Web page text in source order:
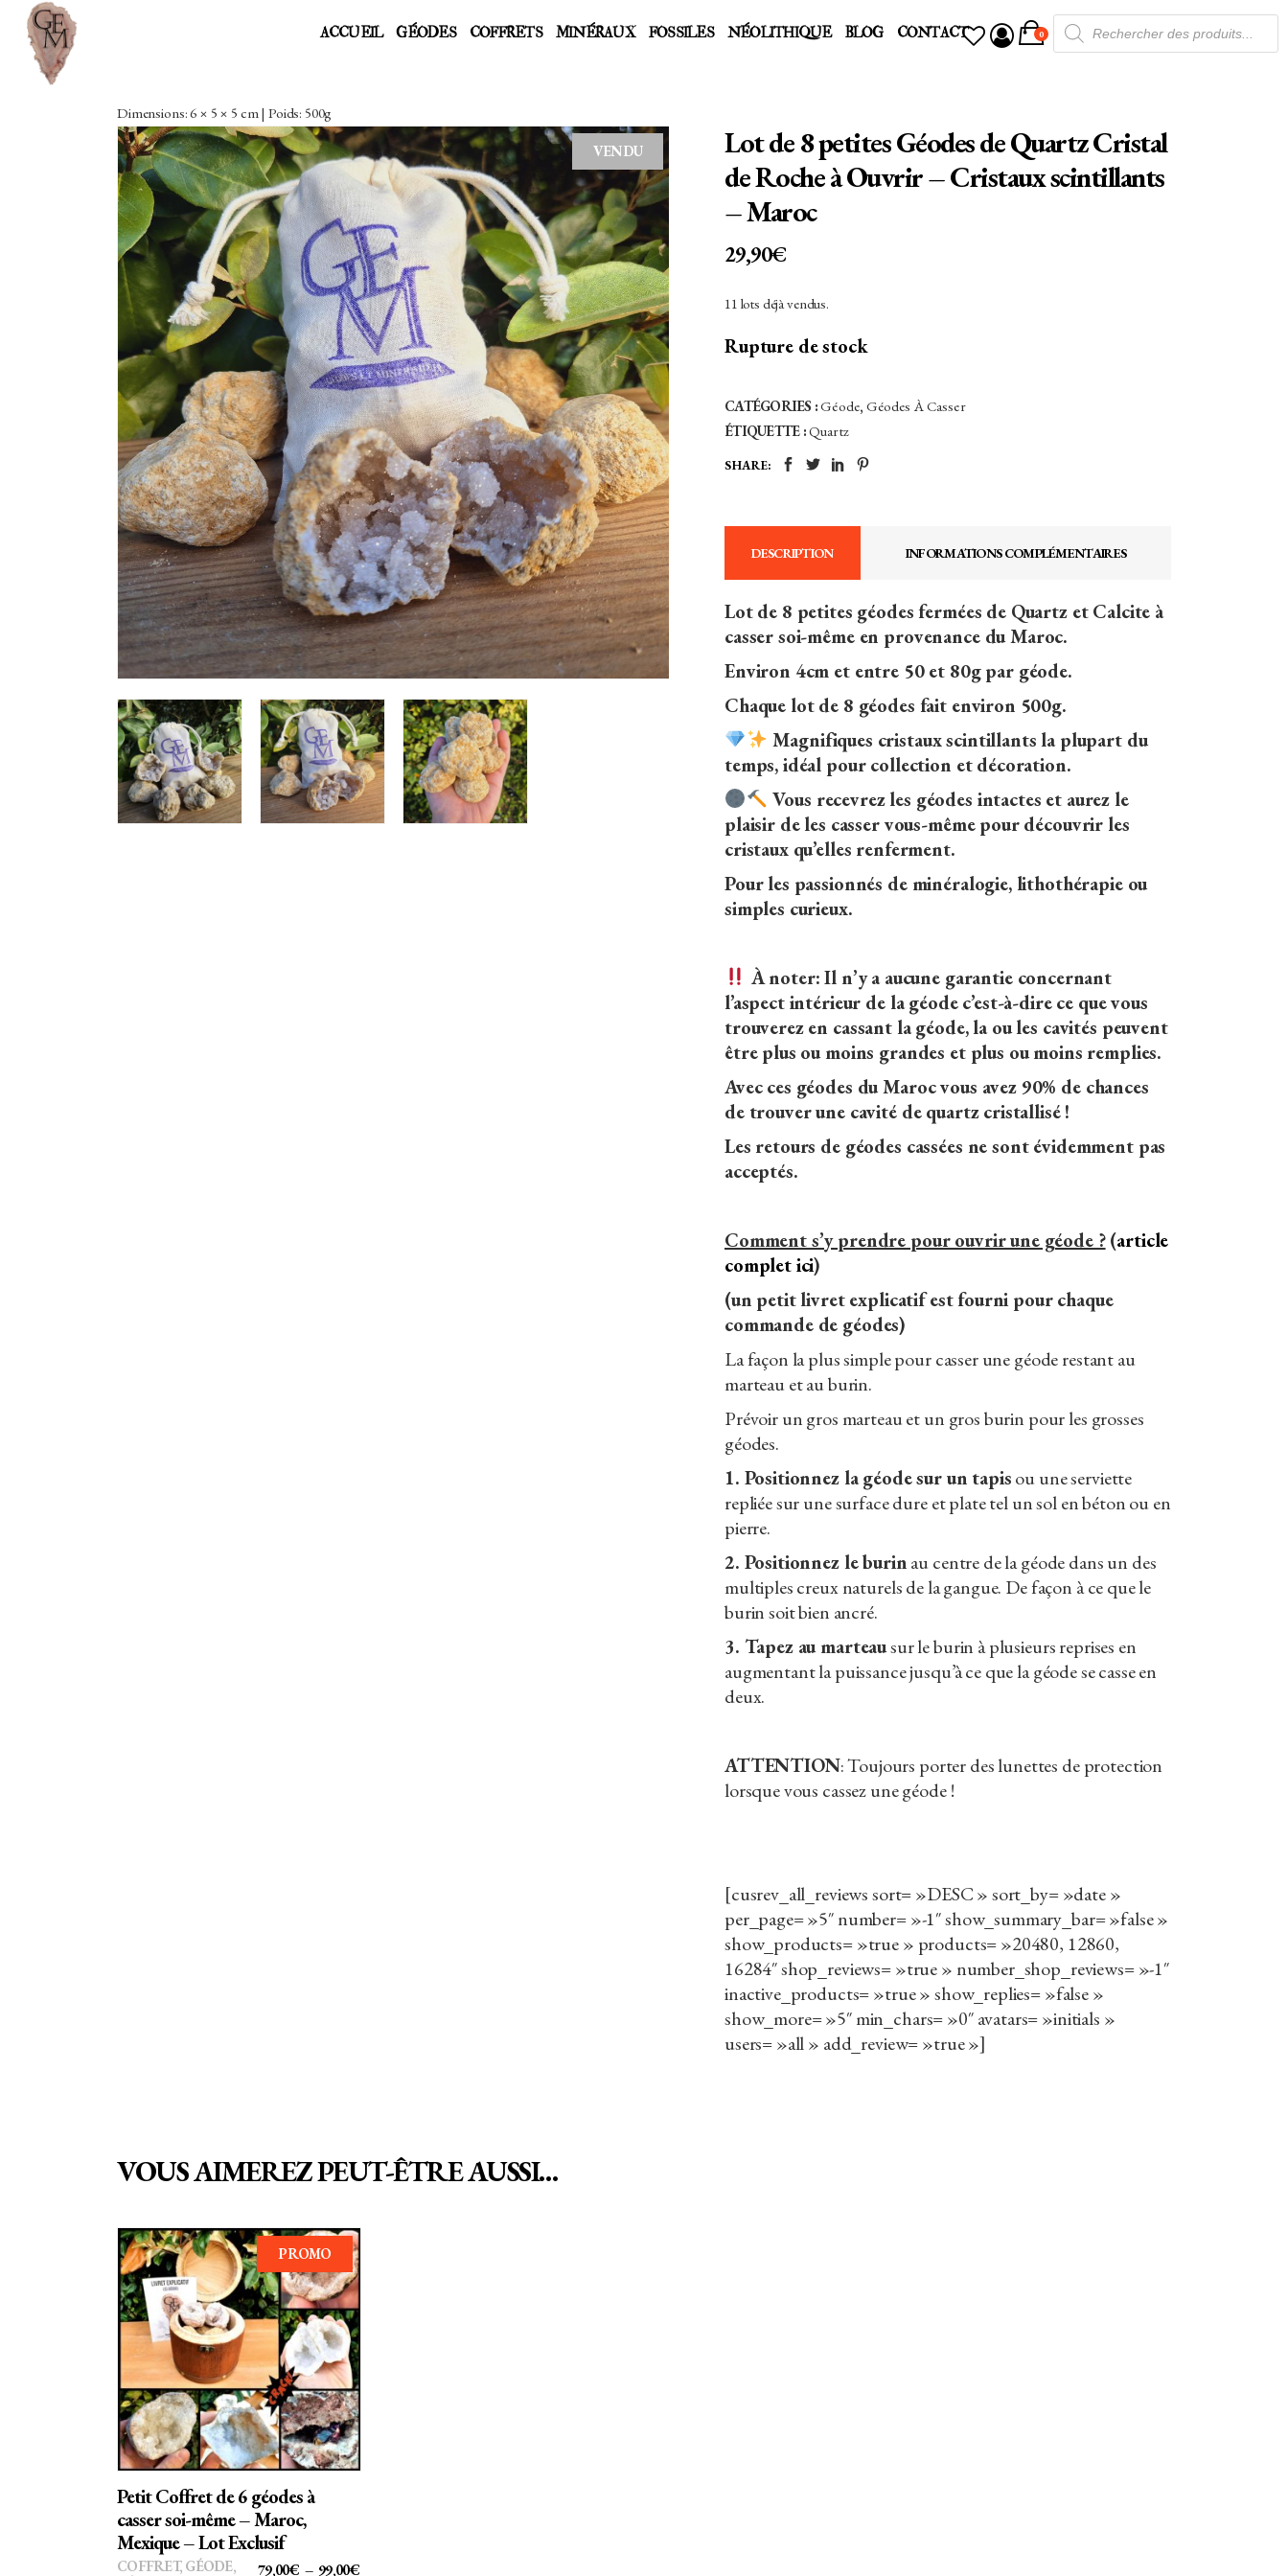
ACCUEIL GÉODES COFFRETS MINÉRAUX FOSSILES NÉOLITHIQUE BLOG CONTACT 0
Recherche
de
produits
Dimensions: 6 × 5 × 5 cm | Poids: 500g
VENDU
Lot de 8 petites Géodes de Quartz Cristal
de Roche à Ouvrir – Cristaux scintillants
– Maroc
29,90€
11 lots déjà vendus.
Rupture de stock
CATÉGORIES :Géode, Géodes À Casser
ÉTIQUETTE :Quartz
SHARE:
DESCRIPTION INFORMATIONS COMPLÉMENTAIRES
Lot de 8 petites géodes fermées de Quartz et Calcite à
casser soi-même en provenance du Maroc.
Environ 4cm et entre 50 et 80g par géode.
Chaque lot de 8 géodes fait environ 500g.
Magnifiques cristaux scintillants la plupart du
temps, idéal pour collection et décoration.
Vous recevrez les géodes intactes et aurez le
plaisir de les casser vous-même pour découvrir les
cristaux qu’elles renferment.
Pour les passionnés de minéralogie, lithothérapie ou
simples curieux.
À noter: Il n’y a aucune garantie concernant
l’aspect intérieur de la géode c’est-à-dire ce que vous
trouverez en cassant la géode, la ou les cavités peuvent
être plus ou moins grandes et plus ou moins remplies.
Avec ces géodes du Maroc vous avez 90% de chances
de trouver une cavité de quartz cristallisé !
Les retours de géodes cassées ne sont évidemment pas
acceptés.
Comment s’y prendre pour ouvrir une géode ?(article
complet ici)
(un petit livret explicatif est fourni pour chaque
commande de géodes)
La façon la plus simple pour casser une géode restant au
marteau et au burin.
Prévoir un gros marteau et un gros burin pour les grosses
géodes.
1. Positionnez la géode sur un tapisou une serviette
repliée sur une surface dure et plate tel un sol en béton ou en
pierre.
2. Positionnez le burinau centre de la géode dans un des
multiples creux naturels de la gangue. De façon à ce que le
burin soit bien ancré.
3. Tapez au marteausur le burin à plusieurs reprises en
augmentant la puissance jusqu’à ce que la géode se casse en
deux.
ATTENTION: Toujours porter des lunettes de protection
lorsque vous cassez une géode !
[cusrev_all_reviews sort= »DESC » sort_by= »date »
per_page= »5″ number= »-1″ show_summary_bar= »false »
show_products= »true » products= »20480, 12860,
16284″ shop_reviews= »true » number_shop_reviews= »-1″
inactive_products= »true » show_replies= »false »
show_more= »5″ min_chars= »0″ avatars= »initials »
users= »all » add_review= »true »]
VOUS AIMEREZ PEUT-ÊTRE AUSSI…
PROMO
CHOIX DES OPTIONS
Ce
produit
a
plusieurs
variations.
Les
Petit Coffret de 6 géodes à
casser soi-même – Maroc,
Mexique – Lot Exclusif
79,00€ – 99,00€PLAGE
COFFRET, GÉODE,